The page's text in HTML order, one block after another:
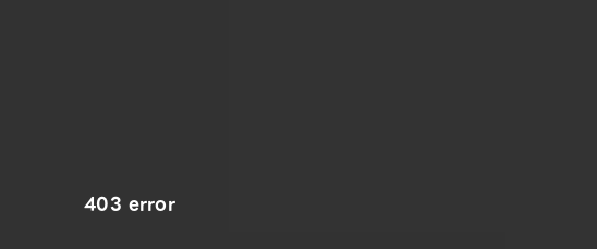
403 error